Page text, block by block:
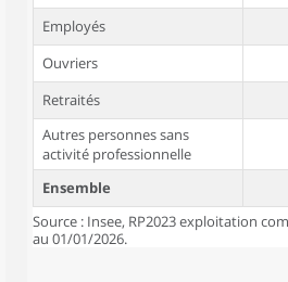
Employés
Ouvriers
Retraités
Autres personnes sans
activité professionnelle
Ensemble
Source : Insee, RP2023 exploitation
au 01/01/2026.